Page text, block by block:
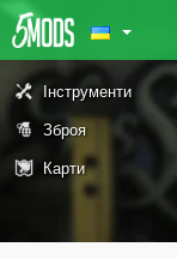
Інструменти
Зброя
Карти